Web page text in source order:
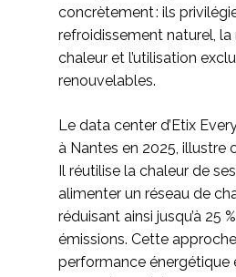
concrètement : ils
refroidissement naturel,
chaleur et l’utilisation
renouvelables.
Le data center d’Etix
à Nantes en 2025, illustre
Il réutilise la chaleur de
alimenter un réseau de
réduisant ainsi jusqu’à 25
émissions. Cette
performance